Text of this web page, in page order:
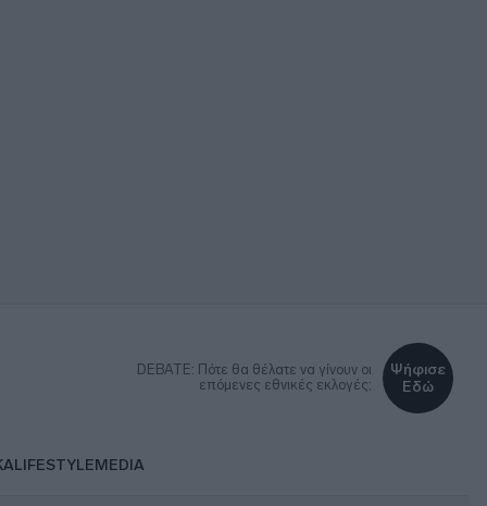
DEBATE: Πότε θα θέλατε να γίνουν οι
επόμενες εθνικές εκλογές;
Ψήφισε
Εδώ
LIFESTYLEMEDIA